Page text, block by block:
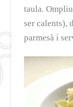
taula.
ser calents),
parmesà i